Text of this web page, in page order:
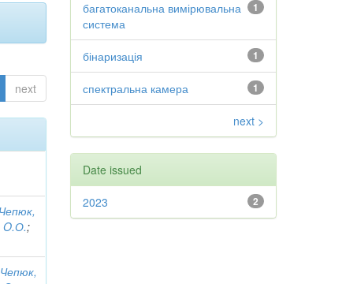
next
Чепюк,
O.О.;
Чепюк,
1
багатоканальна вимірювальна
система
1
бінаризація
1
спектральна камера
next >
Date issued
2
2023